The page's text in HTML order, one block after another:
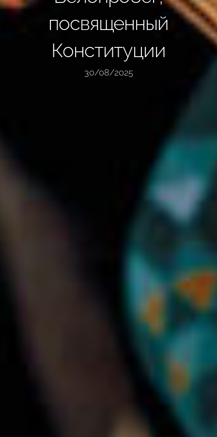
посвященный
Конституции
30/08/2025